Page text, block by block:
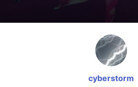
cyberstorm